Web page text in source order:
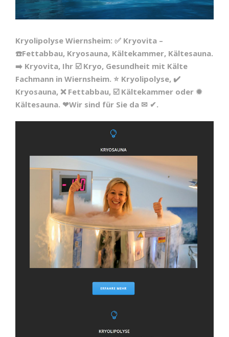
Kryolipolyse Wiernsheim: ✅ Kryovita –
☎️Fettabbau, Kryosauna, Kältekammer, Kältesauna.
➡️ Kryovita, Ihr ☑️ Kryo, Gesundheit mit Kälte
Fachmann in Wiernsheim. ⭐ Kryolipolyse, ✔️
Kryosauna, ❌ Fettabbau, ☑️ Kältekammer oder ✹
Kältesauna. ❤Wir sind für Sie da ✉ ✔.